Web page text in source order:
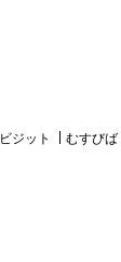
ジット むすびば